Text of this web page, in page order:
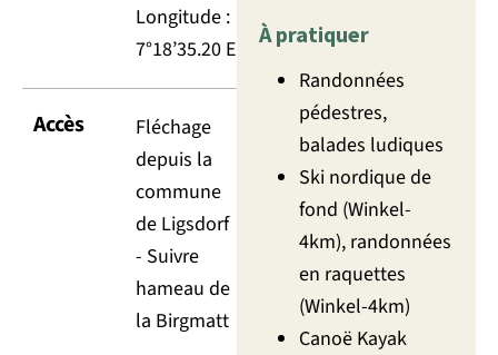
Longitude :
7°18’35.20 E
Accès
Fléchage
depuis la
commune
de Ligsdorf
- Suivre
hameau de
la Birgmatt
À pratiquer
Randonnées
pédestres,
balades ludiques
Ski nordique de
fond (Winkel-
4km), randonnées
en raquettes
(Winkel-4km)
Canoë Kayak